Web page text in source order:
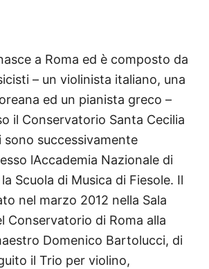
a Roma ed è composto da
– un violinista italiano, una
ed un pianista greco –
il Conservatorio Santa Cecilia
sono successivamente
lAccademia Nazionale di
Scuola di Musica di Fiesole. Il
nel marzo 2012 nella Sala
Conservatorio di Roma alla
Domenico Bartolucci, di
il Trio per violino,